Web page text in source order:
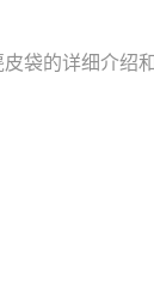
袋的详细介绍和